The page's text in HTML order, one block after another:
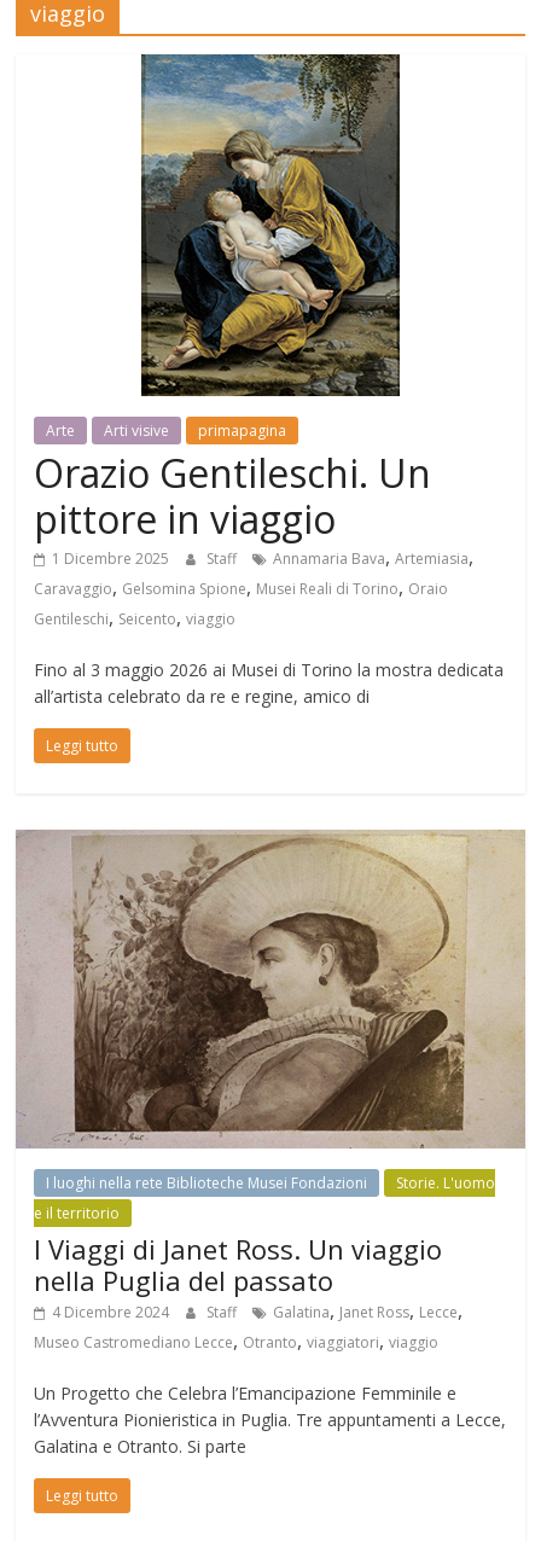
Mensile
viaggio
Arte Arti visive primapagina
Orazio Gentileschi. Un
pittore in viaggio
1 Dicembre 2025 Staff Annamaria Bava,Artemiasia,
Caravaggio, Gelsomina Spione, Musei Reali di Torino, Oraio
Gentileschi, Seicento,viaggio
Fino al 3 maggio 2026 ai Musei di Torino la mostra dedicata
all’artista celebrato da re e regine, amico di
Leggi tutto
I luoghi nella rete Biblioteche Musei Fondazioni
Storie. L'uomo
e il territorio
I Viaggi di Janet Ross. Un viaggio
nella Puglia del passato
4 Dicembre 2024 Staff Galatina, Janet Ross, Lecce,
Museo Castromediano Lecce, Otranto,viaggiatori,viaggio
Un Progetto che Celebra l’Emancipazione Femminile e
l’Avventura Pionieristica in Puglia. Tre appuntamenti a Lecce,
Galatina e Otranto. Si parte
Leggi tutto